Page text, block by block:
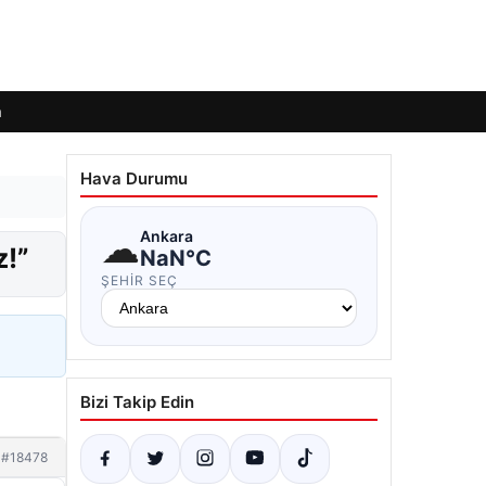
#18478
Hava Durumu
☁Ankara
NaN°C
ŞEHIR SEÇ
Bizi Takip Edin